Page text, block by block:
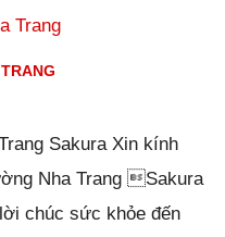
Sakura Xin kính
Nha Trang Sakura
chúc sức khỏe đến